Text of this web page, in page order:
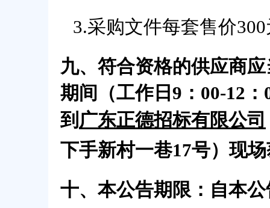
3.采购文件每套售价
九、符合资格的供应商
期间（工作日 9：00-12
到 广东正德招标有限公司
下手新村一巷17号）现
十、本公告期限 ： 自本